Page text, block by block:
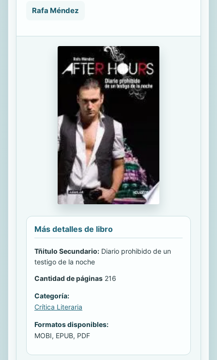
Rafa Méndez
Más detalles de libro
Tñitulo Secundario: Diario prohibido de un
testigo de la noche
Cantidad de páginas 216
Categoría:
Crítica Literaria
Formatos disponibles:
MOBI, EPUB, PDF